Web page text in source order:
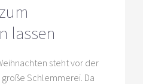
lassen
steht vor der
Schlemmerei. Da